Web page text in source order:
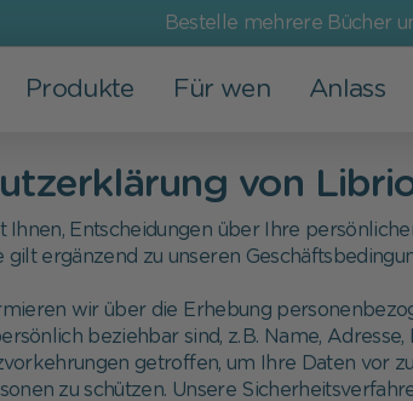
Bestelle mehrere Bücher
Produkte
Kinderbücher
Andere
Für wen
Für
Papa
Oma und
Familie
Anlass
Events
Taufe
vor
Unsere
Mehr als
Soziales
von
Ihnen, Entscheidungen über Ihre
gilt ergänzend zu unseren
wir über die Erhebung
beziehbar sind, z. B. Name,
getroffen, um Ihre Daten vor
zu schützen. Unsere